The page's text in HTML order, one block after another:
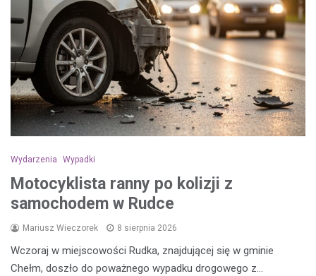
Wydarzenia Wypadki
Motocyklista ranny po kolizji z
samochodem w Rudce
Mariusz Wieczorek 8 sierpnia 2026
Wczoraj w miejscowości Rudka, znajdującej się w gminie
Chełm, doszło do poważnego wypadku drogowego z…